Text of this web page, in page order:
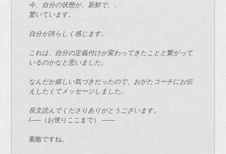
今、自分の状態が、新鮮で、、
驚いています。
自分が誇らしく感じます。
これは、 自分の定義付けが変わってき たことと繋がって
いるのかなと思いま し た。
なんだか嬉しい気づきだっ たので、 おがたコーチにお伝
えし たくてメッセージしまし た。
長文読ん でくださりありがとうございます。
/—–（ お便りここま で） ——
素敵ですね。